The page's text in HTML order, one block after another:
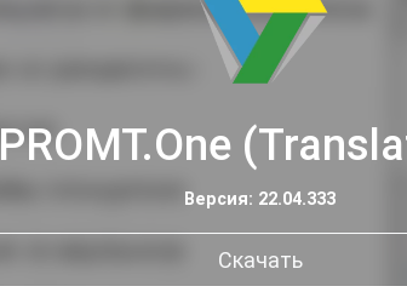
PROMT.One
Версия: 22.04.333
Скачать